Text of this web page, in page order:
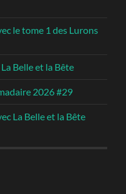
le tome 1 des Lurons
Belle et la Bête
2026 #29
La Belle et la Bête